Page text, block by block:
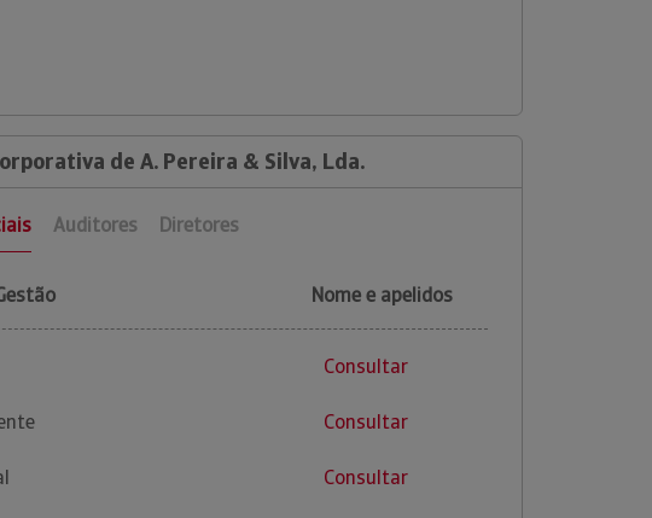
de A. Pereira & Silva, Lda.
Auditores Diretores
Nome e apelidos
Consultar
Consultar
Consultar